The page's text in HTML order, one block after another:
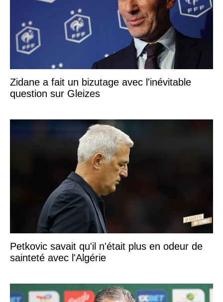
Zidane a fait un bizutage avec l'inévitable
question sur Gleizes
Petkovic savait qu'il n'était plus en odeur de
sainteté avec l'Algérie